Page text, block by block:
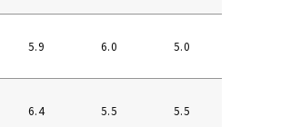
5.9 6.0 5.0
6.4 5.5 5.5